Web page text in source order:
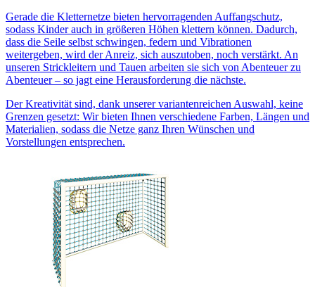
Gerade die Kletternetze bieten hervorragenden Auffangschutz,
sodass Kinder auch in größeren Höhen klettern können. Dadurch,
dass die Seile selbst schwingen, federn und Vibrationen
weitergeben, wird der Anreiz, sich auszutoben, noch verstärkt. An
unseren Strickleitern und Tauen arbeiten sie sich von Abenteuer zu
Abenteuer – so jagt eine Herausforderung die nächste.
Der Kreativität sind, dank unserer variantenreichen Auswahl, keine
Grenzen gesetzt: Wir bieten Ihnen verschiedene Farben, Längen und
Materialien, sodass die Netze ganz Ihren Wünschen und
Vorstellungen entsprechen.